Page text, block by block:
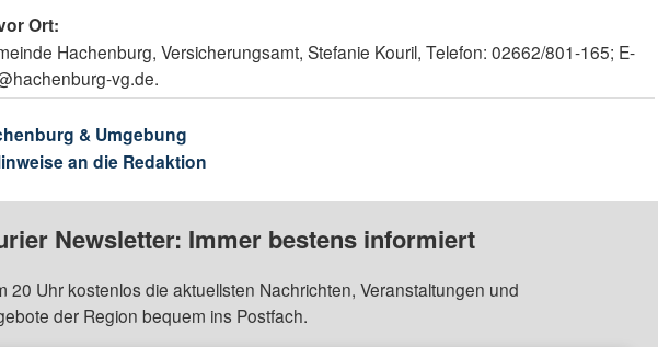
Ort:
Hachenburg, Versicherungsamt, Stefanie Kouril, Telefon: 02662/801-165; E-
vg.de.
& Umgebung
an die Redaktion
Newsletter: Immer bestens informiert
20 Uhr kostenlos die aktuellsten Nachrichten, Veranstaltungen und
der Region bequem ins Postfach.